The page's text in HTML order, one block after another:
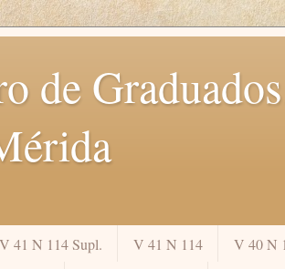
de
V 41 N 114 Supl. V 41 N 114 V 40 N